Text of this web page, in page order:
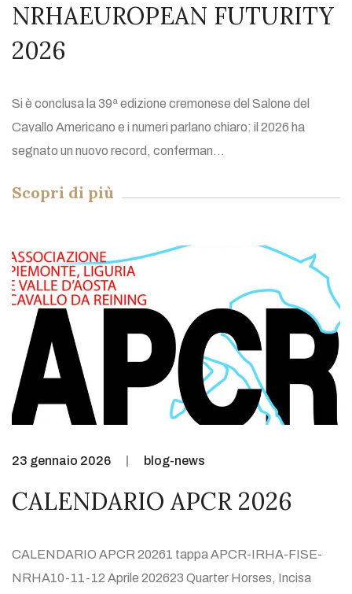
NRHAEUROPEAN FUTURITY
2026
Si è conclusa la 39ª edizione cremonese del Salone del
Cavallo Americano e i numeri parlano chiaro: il 2026 ha
segnato un nuovo record, conferman...
Scopri di più
23 gennaio 2026 blog-news
CALENDARIO APCR 2026
CALENDARIO APCR 20261 tappa APCR-IRHA-FISE-
NRHA10-11-12 Aprile 202623 Quarter Horses, Incisa